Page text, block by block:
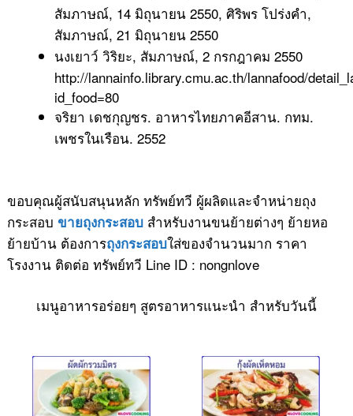
สัมภาษณ์, 14 มิถุนายน 2550, ศิริพร โปร่งคำ,
สัมภาษณ์, 21 มิถุนายน 2550
นงเยาว์ วิริยะ, สัมภาษณ์, 2 กรกฎาคม 2550
http://lannainfo.library.cmu.ac.th/lannafood/
id_food=80
จริยา เดชกุญชร. อาหารไทยภาคอีสาน. กทม.
เพชรในเรือน. 2552
ขอบคุณผู้สนับสนุนหลัก ทรัพย์ทวี ผู้ผลิดและจำหน่ายถุง
กระสอบ ขายถุงกระสอบสำหรับงานขนย้ายต่างๆ ย้ายหอ
ย้ายบ้าน ต้องการถุงกระสอบใส่ของจำนวนมาก ราคา
โรงงาน ติดต่อ ทรัพย์ทวี Line ID : nongnlove
เมนูอาหารอร่อยๆ สูตรอาหารแนะนำ สำหรับวันนี้